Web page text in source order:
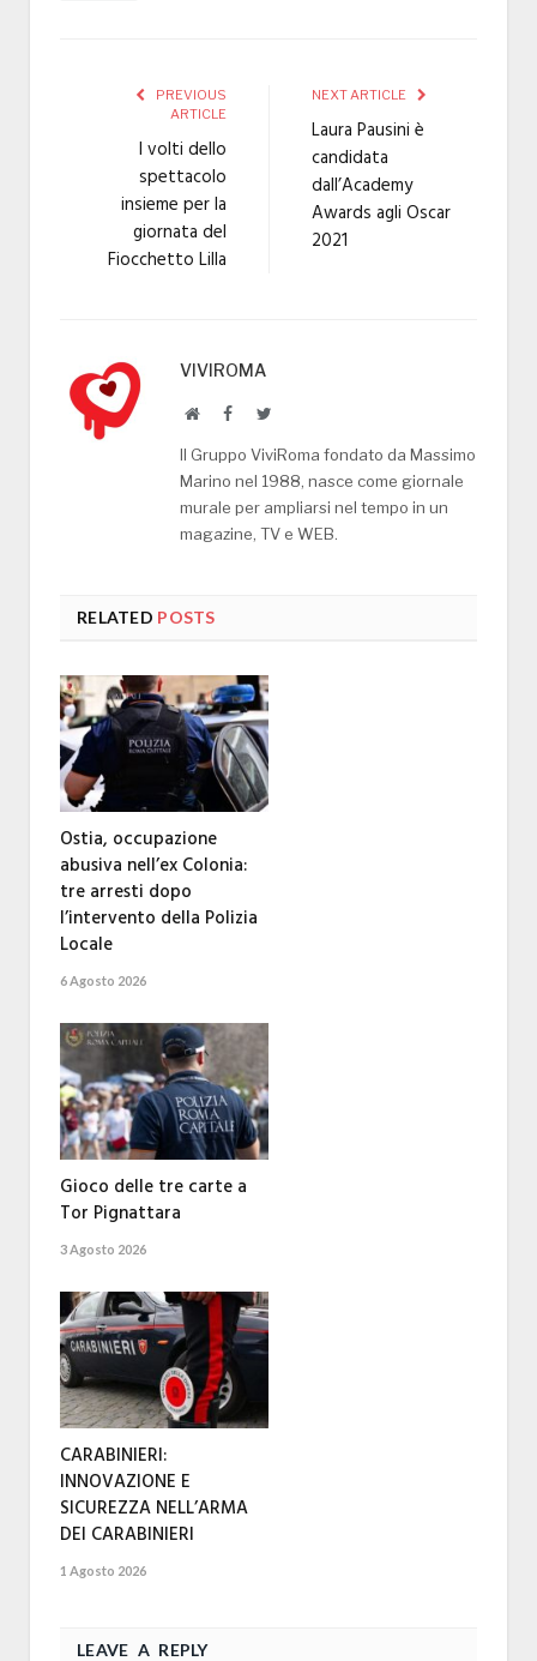
PREVIOUS
ARTICLE
I volti dello
spettacolo
insieme per la
giornata del
Fiocchetto Lilla
NEXT ARTICLE
Laura Pausini è
candidata
dall’Academy
Awards agli Oscar
2021
VIVIROMA
WebsiteFacebookTwitter
Il Gruppo ViviRoma fondato da Massimo
Marino nel 1988, nasce come giornale
murale per ampliarsi nel tempo in un
magazine, TV e WEB.
RELATED POSTS
Ostia, occupazione
abusiva nell’ex Colonia:
tre arresti dopo
l’intervento della Polizia
Locale
6 Agosto 2026
Gioco delle tre carte a
Tor Pignattara
3 Agosto 2026
CARABINIERI:
INNOVAZIONE E
SICUREZZA NELL’ARMA
DEI CARABINIERI
1 Agosto 2026
LEAVE A REPLY